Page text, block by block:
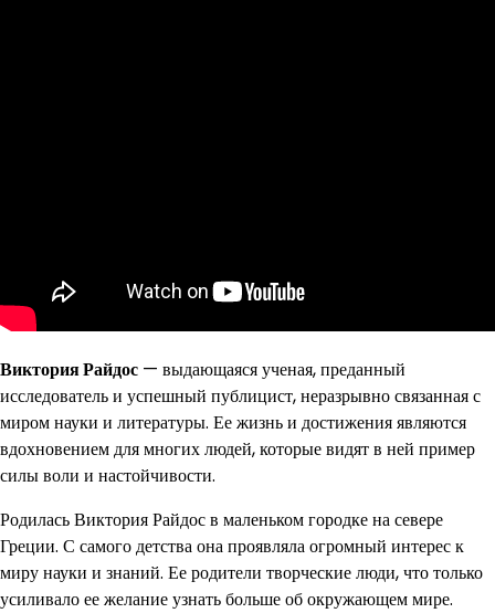
Виктория Райдос — выдающаяся ученая, преданный
исследователь и успешный публицист, неразрывно связанная с
миром науки и литературы. Ее жизнь и достижения являются
вдохновением для многих людей, которые видят в ней пример
силы воли и настойчивости.
Родилась Виктория Райдос в маленьком городке на севере
Греции. С самого детства она проявляла огромный интерес к
миру науки и знаний. Ее родители творческие люди, что только
усиливало ее желание узнать больше об окружающем мире.